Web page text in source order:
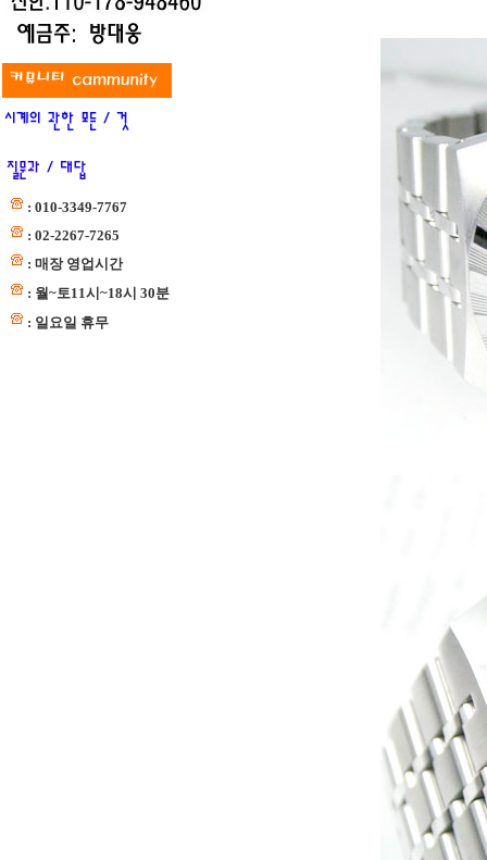
: 010-3349-7767
: 02-2267-7265
: 매장 영업시간
: 월~토11시~18시 30분
: 일요일 휴무